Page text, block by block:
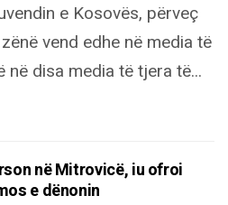
e Kosovës, përveç
vend edhe në media të
në disa media të tjera të...
në Mitrovicë, iu ofroi
e dënonin